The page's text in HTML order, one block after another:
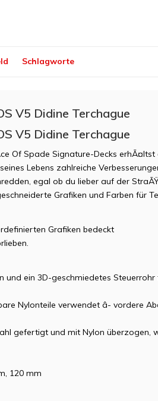
Schlagworte
V5 Didine Terchague
V5 Didine Terchague
Of Spade Signature-Decks erhÃ¤ltst
Lebens zahlreiche
egal ob du lieber auf der
Grafiken und Farben für
Grafiken bedeckt
und ein 3D-geschmiedetes
Nylonteile verwendet â- vordere
gefertigt und mit Nylon überzogen,
120 mm